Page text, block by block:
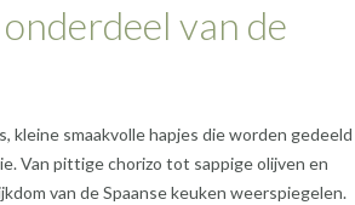
van de
kleine smaakvolle hapjes die worden gedeeld
Van pittige chorizo tot sappige olijven en
van de Spaanse keuken weerspiegelen.